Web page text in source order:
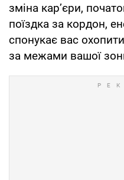
зміна кар’єри,
поїздка за кордон,
спонукає вас
за межами вашої